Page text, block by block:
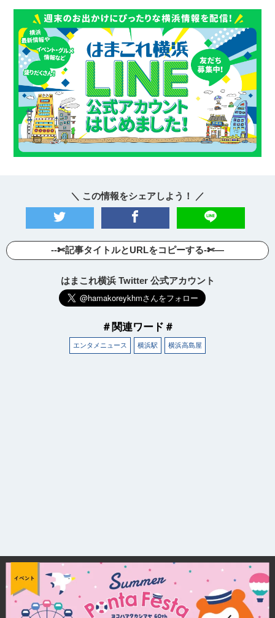
＼ この情報をシェアしよう！ ／
--✄記事タイトルとURLをコピーする-✄—
はまこれ横浜 Twitter 公式アカウント
＃関連ワード＃
エンタメニュース 横浜駅 横浜高島屋